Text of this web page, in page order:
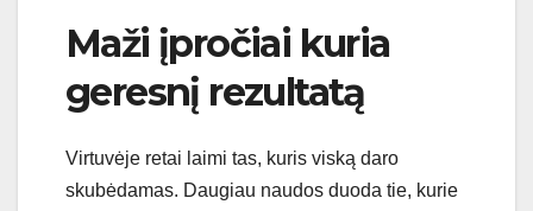
Maži įpročiai kuria
geresnį rezultatą
Virtuvėje retai laimi tas, kuris viską daro
skubėdamas. Daugiau naudos duoda tie, kurie